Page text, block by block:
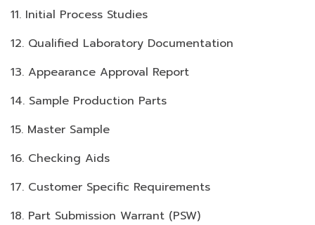
11. Initial Process Studies
12. Qualified Laboratory Documentation
13. Appearance Approval Report
14. Sample Production Parts
15. Master Sample
16. Checking Aids
17. Customer Specific Requirements
18. Part Submission Warrant (PSW)